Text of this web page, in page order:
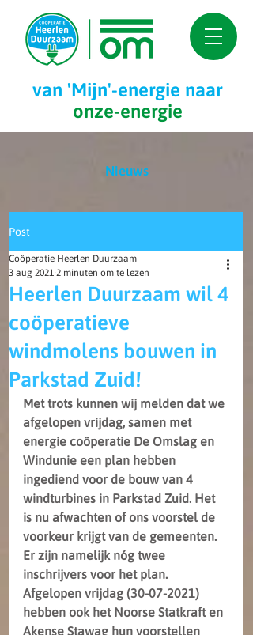
van 'Mijn'-energie naar
onze-energie
Nieuws
Post
Heerlen Duurzaam wil 4
coöperatieve
windmolens bouwen in
Parkstad Zuid!
Coöperatie Heerlen Duurzaam
3 aug 2021 2 minuten om te lezen
Met trots kunnen wij melden dat we
afgelopen vrijdag, samen met
energie coöperatie De Omslag en
Windunie een plan hebben
ingediend voor de bouw van 4
windturbines in Parkstad Zuid. Het
is nu afwachten of ons voorstel de
voorkeur krijgt van de gemeenten.
Er zijn namelijk nóg twee
inschrijvers voor het plan.
Afgelopen vrijdag (30-07-2021)
hebben ook het Noorse Statkraft en
Akense Stawag hun voorstellen